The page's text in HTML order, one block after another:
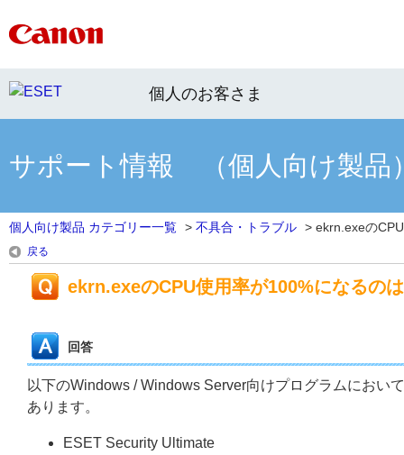
個人のお客さま
サポート情報 （個人向け製品
個人向け製品 カテゴリー一覧 > 不具合・トラブル > ekrn.exeの
戻る
ekrn.exeのCPU使用率が100%になるの
回答
以下のWindows / Windows Server向けプログラムにおい
あります。
ESET Security Ultimate